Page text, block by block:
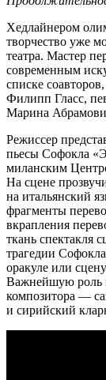
Хедлайнером
творчество уже
театра. Мастер
современным
списке
Филипп Гласс,
Марина
Режиссер
пьесы Софокла
миланским
На сцене
на итальянский
фрагменты
вкрапления
ткань спектакля
трагедии
оракуле или
Важнейшую роль
композитора —
и сирийский